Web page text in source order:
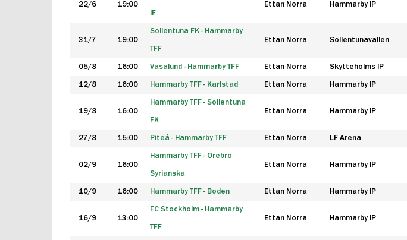
22/6 19:00
IF
Ettan Norra Hammarby IP
31/7 19:00
Sollentuna FK - Hammarby
TFF
Ettan Norra Sollentunavallen
05/8 16:00 Vasalund - Hammarby TFF Ettan Norra Skytteholms IP
12/8 16:00 Hammarby TFF - Karlstad Ettan Norra Hammarby IP
19/8 16:00
Hammarby TFF - Sollentuna
FK
Ettan Norra Hammarby IP
27/8 15:00 Piteå - Hammarby TFF Ettan Norra LF Arena
02/9 16:00
Hammarby TFF - Örebro
Syrianska
Ettan Norra Hammarby IP
10/9 16:00 Hammarby TFF - Boden Ettan Norra Hammarby IP
16/9 13:00
FC Stockholm - Hammarby
TFF
Ettan Norra Hammarby IP